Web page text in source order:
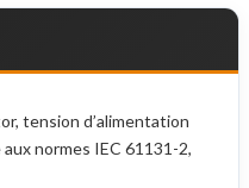
tension d’alimentation
normes IEC 61131-2,